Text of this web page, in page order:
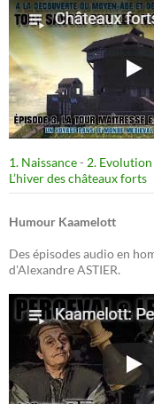
1. Naissance- 2. Evolution
L’hiver des châteaux forts
Humour Kaamelott
Des épisodes audio en
d'Alexandre ASTIER.